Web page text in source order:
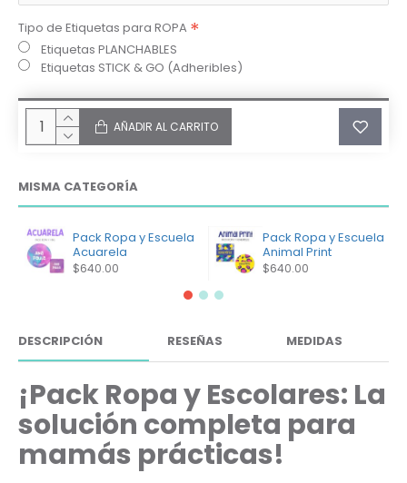
Tipo de Etiquetas para ROPA
Etiquetas PLANCHABLES
Etiquetas STICK & GO (Adheribles)
AÑADIR AL CARRITO
MISMA CATEGORÍA
Pack Ropa y Escuela
Acuarela
$640.00
Pack Ropa y Escuela
Animal Print
$640.00
DESCRIPCIÓN RESEÑAS MEDIDAS
¡Pack Ropa y Escolares: La
solución completa para
mamás prácticas!